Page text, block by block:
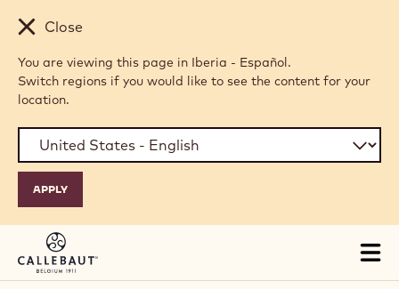
Skip to main content
Close
You are viewing this page in Iberia - Español.
Switch regions if you would like to see the content for your
location.